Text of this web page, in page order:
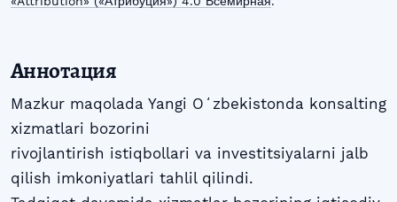
Аннотация
Mazkur maqolada Yangi Oʻzbekistonda konsalting
xizmatlari bozorini
rivojlantirish istiqbollari va investitsiyalarni jalb
qilish imkoniyatlari tahlil qilindi.